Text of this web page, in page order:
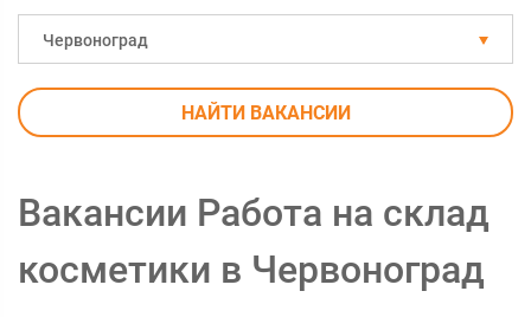
Червоноград
НАЙТИ ВАКАНСИИ
Вакансии Работа на склад
косметики в Червоноград